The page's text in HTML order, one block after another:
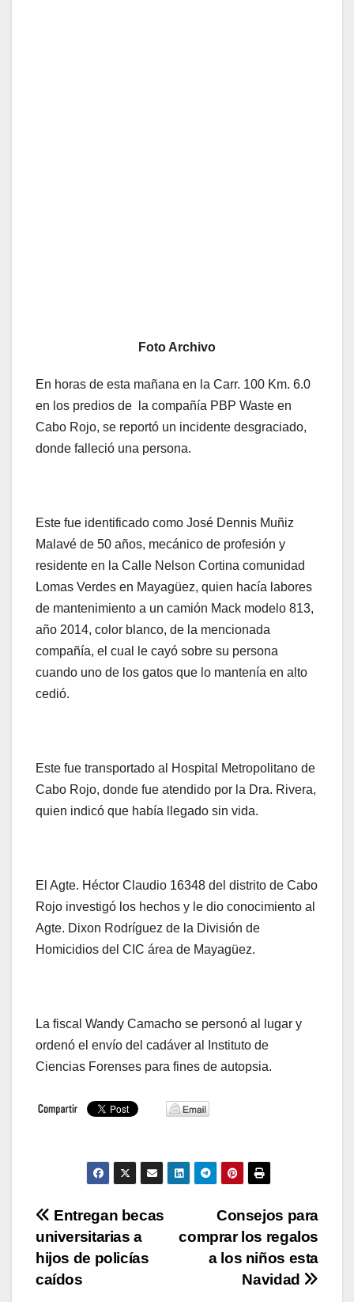
Foto Archivo
En horas de esta mañana en la Carr. 100 Km. 6.0
en los predios de la compañía PBP Waste en
Cabo Rojo, se reportó un incidente desgraciado,
donde falleció una persona.
Este fue identificado como José Dennis Muñiz
Malavé de 50 años, mecánico de profesión y
residente en la Calle Nelson Cortina comunidad
Lomas Verdes en Mayagüez, quien hacía labores
de mantenimiento a un camión Mack modelo 813,
año 2014, color blanco, de la mencionada
compañía, el cual le cayó sobre su persona
cuando uno de los gatos que lo mantenía en alto
cedió.
Este fue transportado al Hospital Metropolitano de
Cabo Rojo, donde fue atendido por la Dra. Rivera,
quien indicó que había llegado sin vida.
El Agte. Héctor Claudio 16348 del distrito de Cabo
Rojo investigó los hechos y le dio conocimiento al
Agte. Dixon Rodríguez de la División de
Homicidios del CIC área de Mayagüez.
La fiscal Wandy Camacho se personó al lugar y
ordenó el envío del cadáver al Instituto de
Ciencias Forenses para fines de autopsia.
Navegación
de
entradas
Consejos para
comprar los regalos
a los niños esta
Navidad
Entregan becas
universitarias a
hijos de policías
caídos